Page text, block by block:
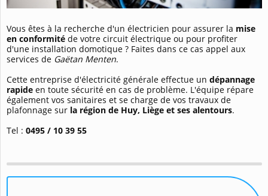
Vous êtes à la recherche d'un électricien pour assurer la mise
en conformité de votre circuit électrique ou pour profiter
d'une installation domotique ? Faites dans ce cas appel aux
services de Gaëtan Menten.
Cette entreprise d'électricité générale effectue un dépannage
rapide en toute sécurité en cas de problème. L'équipe répare
également vos sanitaires et se charge de vos travaux de
plafonnage sur la région de Huy, Liège et ses alentours.
Tel : 0495 / 10 39 55